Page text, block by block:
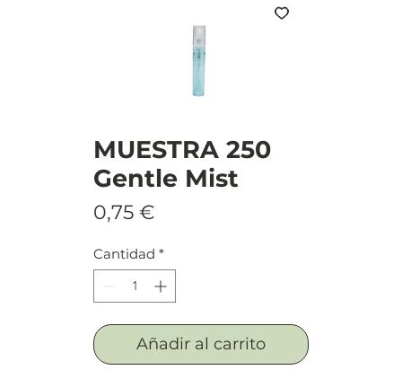
MUESTRA 250
Gentle Mist
0,75 €
Cantidad *
Añadir al carrito